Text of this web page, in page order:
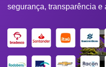
segurança, transparência